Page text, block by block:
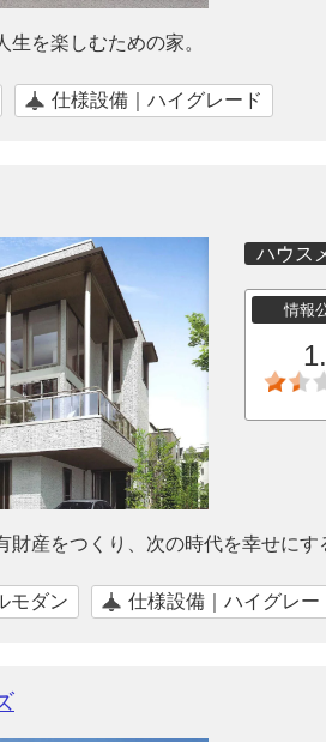
を楽しむための家。
仕様設備｜ハイグレード
ハウス
情報
財産をつくり、次の時代を幸せに
モダン 仕様設備｜ハイグレー